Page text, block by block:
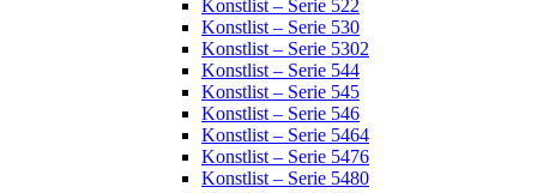
Konstlist – Serie 522
Konstlist – Serie 530
Konstlist – Serie 5302
Konstlist – Serie 544
Konstlist – Serie 545
Konstlist – Serie 546
Konstlist – Serie 5464
Konstlist – Serie 5476
Konstlist – Serie 5480